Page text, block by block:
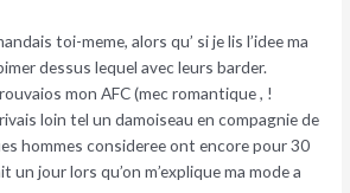
toi-meme, alors qu’ si je lis l’idee ma
dessus lequel avec leurs barder.
mon AFC (mec romantique , !
loin tel un damoiseau en compagnie de
hommes consideree ont encore pour 30
un jour lors qu’on m’explique ma mode a